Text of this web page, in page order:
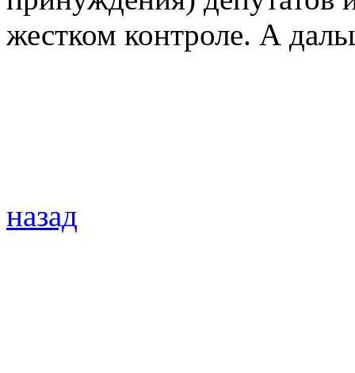
жестком контроле. А
назад